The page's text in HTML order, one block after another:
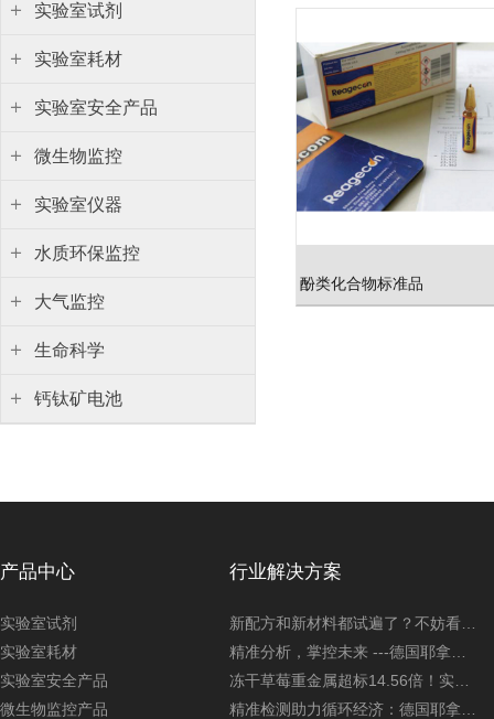
实验室试剂
实验室耗材
实验室安全产品
微生物监控
实验室仪器
水质环保监控
大气监控
生命科学
钙钛矿电池
酚类化合物标准品
产品中心
实验室试剂
实验室耗材
实验室安全产品
微生物监控产品
行业解决方案
新配方和新材料都试遍了？不妨看…
精准分析，掌控未来 ---德国耶拿…
冻干草莓重金属超标14.56倍！实…
精准检测助力循环经济：德国耶拿…